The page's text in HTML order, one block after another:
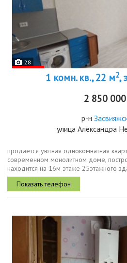
28
1 комн. кв., 22 м2,
2 850
р-н
улица Александра
продается уютная однокомнатная
современном монолитном доме,
находится на 16м этаже 25этажного
составляет 2.8 метра, что добавляет
жилая...